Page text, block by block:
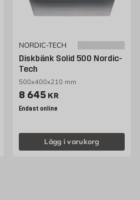
NORDIC-TECH
Diskbänk Solid 500 Nordic-
Tech
500x400x210 mm
Pris 8645 kr
8 645 KR
Endast online
Lägg i varukorg